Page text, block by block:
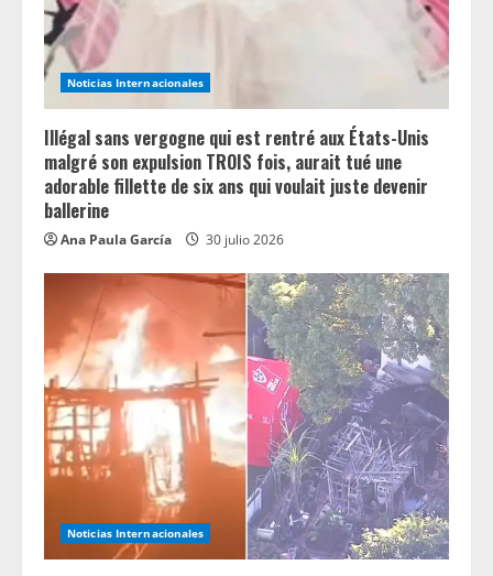
i
n
g
Noticias Internacionales
Illégal sans vergogne qui est rentré aux États-Unis
malgré son expulsion TROIS fois, aurait tué une
adorable fillette de six ans qui voulait juste devenir
ballerine
Ana Paula García 30 julio 2026
Noticias Internacionales